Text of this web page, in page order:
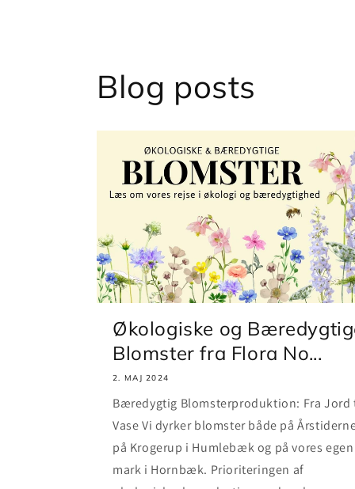
Blog posts
Økologiske og
Blomster fra Flora No...
2. MAJ 2024
Bæredygtig Blomsterproduktion: Fra Jord
Vase Vi dyrker blomster både på
på Krogerup i Humlebæk og på vores egen
mark i Hornbæk. Prioriteringen af